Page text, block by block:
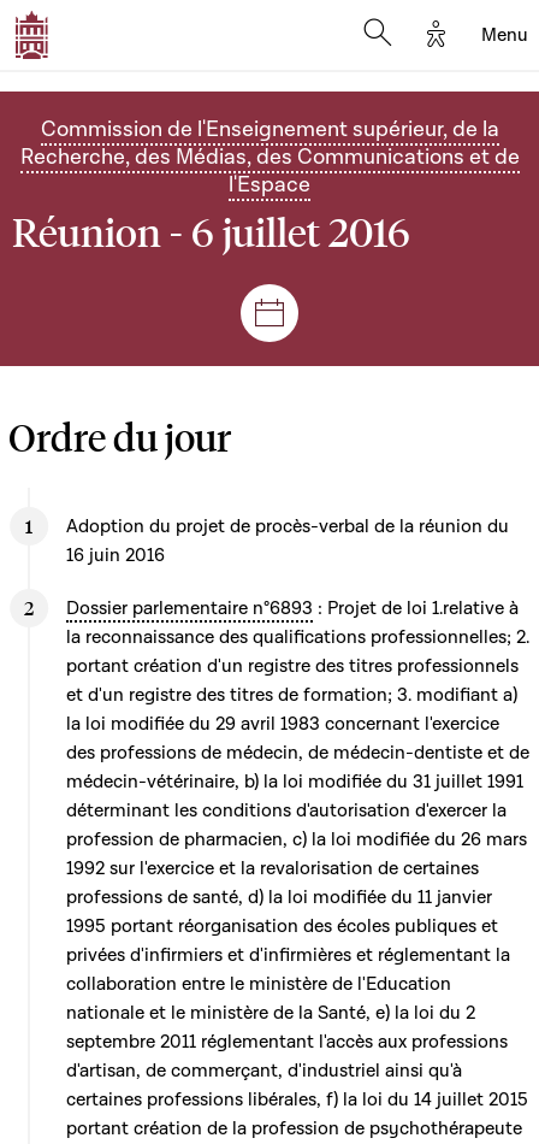
Options
Menu
Commission de l'Enseignement supérieur, de la
Recherche, des Médias, des Communications et de
l'Espace
Réunion - 6 juillet 2016
Séances et réunions
Ordre du jour
Adoption du projet de procès-verbal de la réunion du
16 juin 2016
Dossier parlementaire n°6893 : Projet de loi 1.relative à
la reconnaissance des qualifications professionnelles; 2.
portant création d'un registre des titres professionnels
et d'un registre des titres de formation; 3. modifiant a)
la loi modifiée du 29 avril 1983 concernant l'exercice
des professions de médecin, de médecin-dentiste et de
médecin-vétérinaire, b) la loi modifiée du 31 juillet 1991
déterminant les conditions d'autorisation d'exercer la
profession de pharmacien, c) la loi modifiée du 26 mars
1992 sur l'exercice et la revalorisation de certaines
professions de santé, d) la loi modifiée du 11 janvier
1995 portant réorganisation des écoles publiques et
privées d'infirmiers et d'infirmières et réglementant la
collaboration entre le ministère de l'Education
nationale et le ministère de la Santé, e) la loi du 2
septembre 2011 réglementant l'accès aux professions
d'artisan, de commerçant, d'industriel ainsi qu'à
certaines professions libérales, f) la loi du 14 juillet 2015
portant création de la profession de psychothérapeute